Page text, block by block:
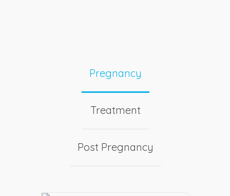
Pregnancy
Treatment
Post Pregnancy